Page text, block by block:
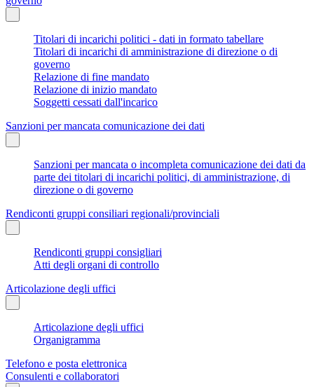
Titolari di incarichi politici - dati in formato tabellare
Titolari di incarichi di amministrazione di direzione o di
governo
Relazione di fine mandato
Relazione di inizio mandato
Soggetti cessati dall'incarico
Sanzioni per mancata comunicazione dei dati
Sanzioni per mancata o incompleta comunicazione dei dati da
parte dei titolari di incarichi politici, di amministrazione, di
direzione o di governo
Rendiconti gruppi consiliari regionali/provinciali
Rendiconti gruppi consigliari
Atti degli organi di controllo
Articolazione degli uffici
Articolazione degli uffici
Organigramma
Telefono e posta elettronica
Consulenti e collaboratori